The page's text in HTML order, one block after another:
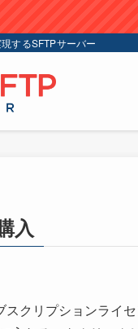
するSFTPサーバー
入
クリプションライ